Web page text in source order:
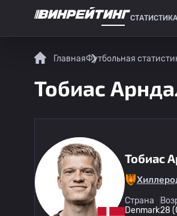
СТАТИСТИКА
ГлавнаяФутбольная
Тобиас
Тобиас
Страна
Denmark28